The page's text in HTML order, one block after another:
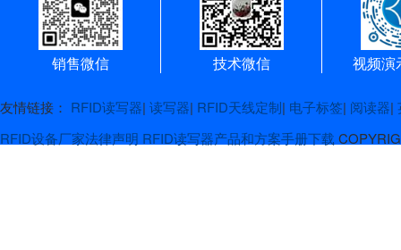
销售微信 技术微信 视频演
友情链接： RFID读写器| 读写器| RFID天线定制| 电子标签| 阅读器|
RFID设备厂家法律声明 RFID读写器产品和方案手册下载